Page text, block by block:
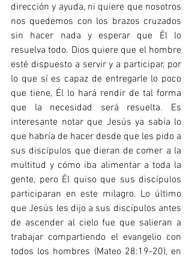
dirección y ayuda, ni quiere que nosotros
nos quedemos con los brazos cruzados
sin hacer nada y esperar que Él lo
resuelva todo. Dios quiere que el hombre
esté dispuesto a servir y a participar, por
lo que sí es capaz de entregarle lo poco
que tiene, Él lo hará rendir de tal forma
que la necesidad será resuelta. Es
interesante notar que Jesús ya sabía lo
que habría de hacer desde que les pido a
sus discípulos que dieran de comer a la
multitud y cómo iba alimentar a toda la
gente, pero Él quiso que sus discípulos
participaran en este milagro. Lo último
que Jesús les dijo a sus discípulos antes
de ascender al cielo fue que salieran a
trabajar compartiendo el evangelio con
todos los hombres (Mateo 28:19-20), en